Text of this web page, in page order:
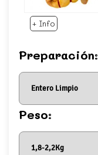
+ Info
Preparación:
Peso: